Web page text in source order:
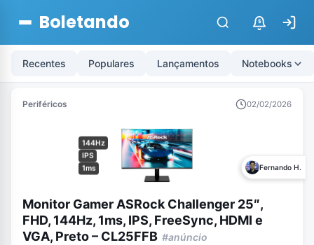
Boletando $
Recentes Populares Lançamentos Notebooks
Periféricos 02/02/2026
144Hz
IPS
1ms
Fernando H.
Monitor Gamer ASRock Challenger 25″,
FHD, 144Hz, 1ms, IPS, FreeSync, HDMI e
VGA, Preto – CL25FFB #anúncio